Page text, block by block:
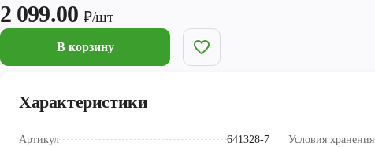
2 099.00 ₽/шт
В корзину
Характеристики
Артикул 641328-7 Условия хранения